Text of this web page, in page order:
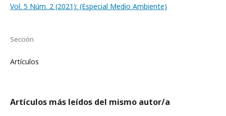
Vol. 5 Núm. 2 (2021): (Especial Medio Ambiente)
Sección
Artículos
Artículos más leídos del mismo autor/a